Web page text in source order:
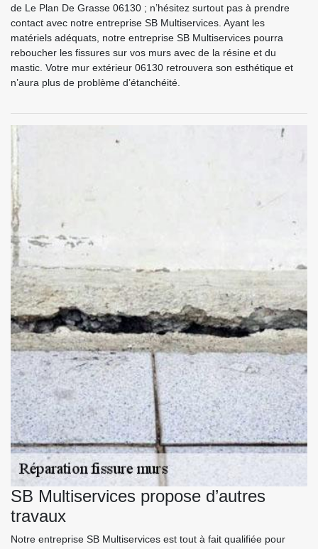
de Le Plan De Grasse 06130 ; n’hésitez surtout pas à prendre
contact avec notre entreprise SB Multiservices. Ayant les
matériels adéquats, notre entreprise SB Multiservices pourra
reboucher les fissures sur vos murs avec de la résine et du
mastic. Votre mur extérieur 06130 retrouvera son esthétique et
n’aura plus de problème d’étanchéité.
SB Multiservices propose d’autres
travaux
Notre entreprise SB Multiservices est tout à fait qualifiée pour